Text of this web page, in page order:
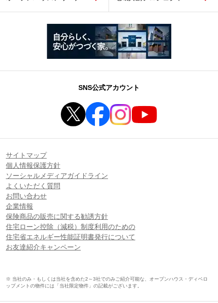
SNS公式アカウント
サイトマップ
個人情報保護方針
ソーシャルメディアガイドライン
よくいただく質問
お問い合わせ
企業情報
保険商品の販売に関する勧誘方針
住宅ローン控除（減税）制度利用のための
住宅省エネルギー性能証明書発行について
お友達紹介キャンペーン
※ 当社のみ・もしくは当社を含めた2～3社でのみご紹介可能な、オープンハウス・ディベロ
ップメントの物件には「当社限定物件」の記載がございます。